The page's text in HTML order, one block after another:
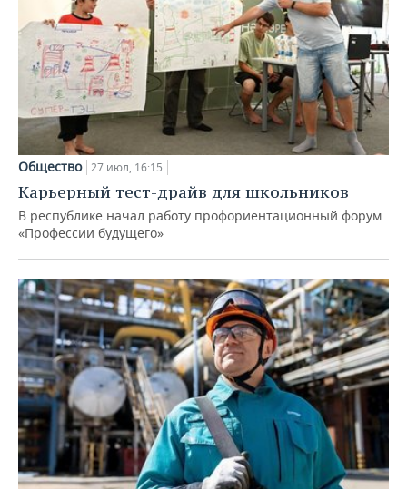
Общество 27 июл, 16:15
Карьерный тест-драйв для школьников
В республике начал работу профориентационный форум
«Профессии будущего»